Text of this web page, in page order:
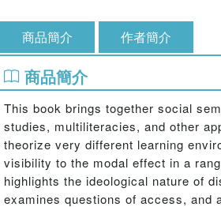
商品簡介 作者簡介
商品簡介
This book brings together social
studies, multiliteracies, and other
theorize very different learning
visibility to the modal effect in a
highlights the ideological nature of
examines questions of access, and